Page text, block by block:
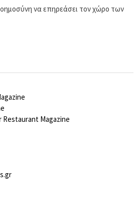
να επηρεάσει τον χώρο των
Restaurant Magazine